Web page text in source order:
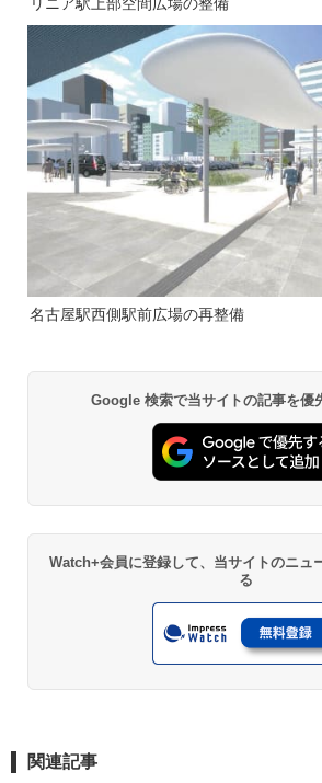
名古屋駅西側駅前広場の再整備
Google 検索で当サイトの記事を優
Watch+会員に登録して、当サイトのニュ
る
関連記事